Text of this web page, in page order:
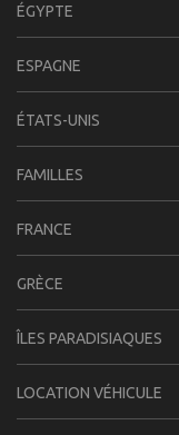
ÉGYPTE
ESPAGNE
ÉTATS-UNIS
FAMILLES
FRANCE
GRÈCE
ÎLES PARADISIAQUES
LOCATION VÉHICULE